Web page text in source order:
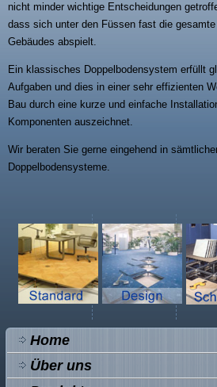
nicht minder wichtige Entscheidungen
dass sich unter den Füssen fast die gesamte
Gebäudes abspielt.
Ein klassisches Doppelbodensystem erfüllt
Aufgaben und dies in einer sehr effizienten
Bau durch eine kurze und einfache
Komponenten auszeichnet.
Wir beraten Sie gerne eingehend in
Doppelbodensysteme.
Home
Über uns